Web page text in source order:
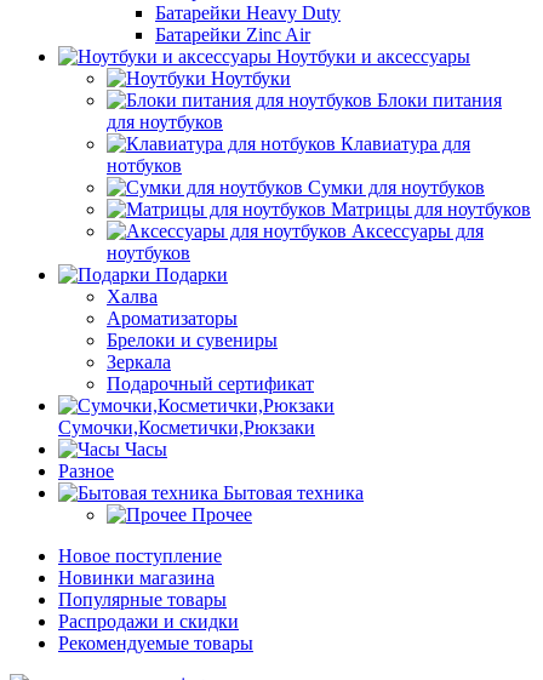
Батарейки Heavy Duty
Батарейки Zinc Air
Ноутбуки и аксессуары
Ноутбуки
Блоки питания
для ноутбуков
Клавиатура для
нотбуков
Сумки для ноутбуков
Матрицы для ноутбуков
Аксессуары для
ноутбуков
Подарки
Халва
Ароматизаторы
Брелоки и сувениры
Зеркала
Подарочный сертификат
Сумочки,Косметички,Рюкзаки
Часы
Разное
Бытовая техника
Прочее
Новое поступление
Новинки магазина
Популярные товары
Распродажи и скидки
Рекомендуемые товары